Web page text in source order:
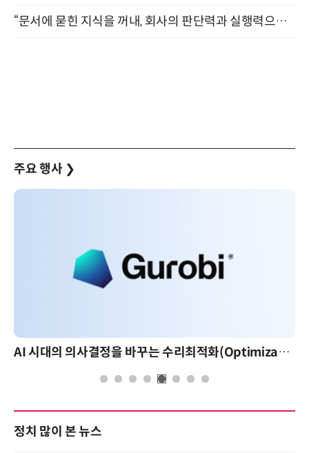
“문서에 묻힌 지식을 꺼내, 회사의 판단력과 실행력으로 바꾸다” (8/20)
주요 행사 ❯
AI 시대의 의사결정을 바꾸는 수리최적화(Optimization): 실제 산업 적용 사례와 활용 전략
정치 많이 본 뉴스